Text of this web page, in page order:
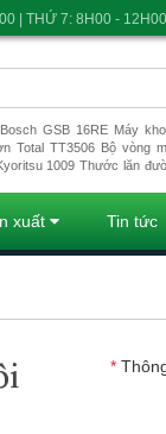
GSB 16RE Máy
Total TT3506 Bộ vòng
1009 Thước lăn
xuất Tin tức
*
| THỨ 7: 8H00 - 12H00